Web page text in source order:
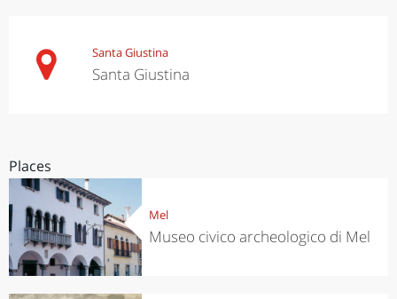
Santa Giustina
Santa Giustina
Places
Mel
Museo civico archeologico di Mel